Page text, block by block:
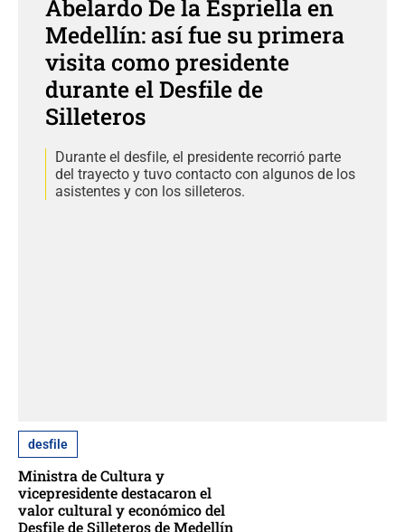
Abelardo De la Espriella en
Medellín: así fue su primera
visita como presidente
durante el Desfile de
Silleteros
Durante el desfile, el presidente recorrió parte
del trayecto y tuvo contacto con algunos de los
asistentes y con los silleteros.
desfile
Ministra de Cultura y
vicepresidente destacaron el
valor cultural y económico del
Desfile de Silleteros de Medellín